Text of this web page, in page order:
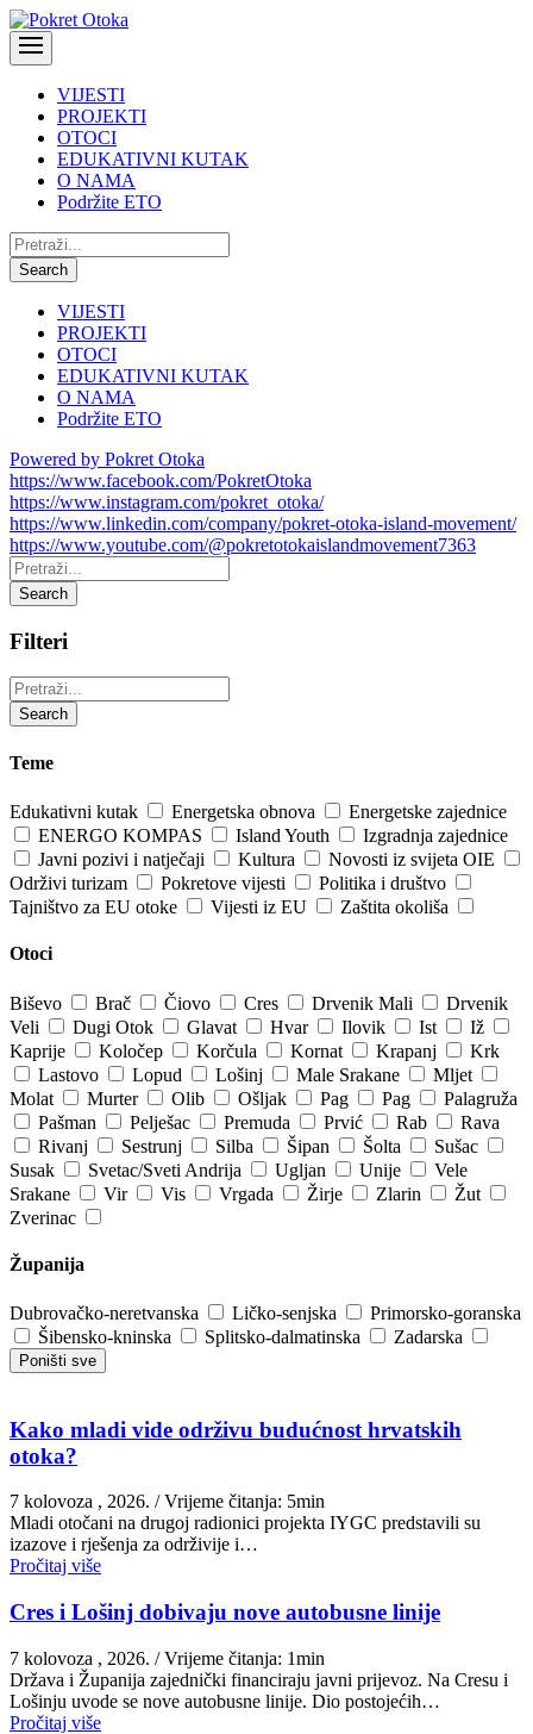
VIJESTI
PROJEKTI
OTOCI
EDUKATIVNI KUTAK
O NAMA
Podržite ETO
Pretraži:
Search
VIJESTI
PROJEKTI
OTOCI
EDUKATIVNI KUTAK
O NAMA
Podržite ETO
Powered by Pokret Otoka
https://www.facebook.com/PokretOtoka
https://www.instagram.com/pokret_otoka/
https://www.linkedin.com/company/pokret-otoka-island-movement/
https://www.youtube.com/@pokretotokaislandmovement7363
Pretraži:
Search
Filteri
Pretraži:
Search
Teme
Edukativni kutak Energetska obnova
Energetske zajednice
ENERGO KOMPAS
Island Youth
Izgradnja zajednice
Javni pozivi i natječaji
Kultura
Novosti iz svijeta OIE
Održivi turizam
Pokretove vijesti
Politika i društvo
Tajništvo za EU otoke
Vijesti iz EU Zaštita okoliša
Otoci
Biševo Brač Čiovo Cres Drvenik Mali
Drvenik
Veli
Dugi Otok Glavat Hvar Ilovik Ist
Iž
Kaprije
Koločep Korčula Kornat Krapanj
Krk
Lastovo
Lopud Lošinj Male Srakane
Mljet
Molat
Murter Olib Ošljak Pag Pag
Palagruža
Pašman
Pelješac Premuda Prvić Rab
Rava
Rivanj
Sestrunj Silba Šipan Šolta
Sušac
Susak
Svetac/Sveti Andrija Ugljan Unije
Vele
Srakane
Vir Vis Vrgada Žirje Zlarin
Žut
Zverinac
Županija
Dubrovačko-neretvanska Ličko-senjska
Primorsko-goranska
Šibensko-kninska
Splitsko-dalmatinska Zadarska
Poništi sve
Kako mladi vide održivu budućnost hrvatskih
otoka?
7 kolovoza , 2026. / Vrijeme čitanja: 5min
Mladi otočani na drugoj radionici projekta IYGC predstavili su
izazove i rješenja za održivije i…
Pročitaj više
Cres i Lošinj dobivaju nove autobusne linije
7 kolovoza , 2026. / Vrijeme čitanja: 1min
Država i Županija zajednički financiraju javni prijevoz. Na Cresu i
Lošinju uvode se nove autobusne linije. Dio postojećih…
Pročitaj više